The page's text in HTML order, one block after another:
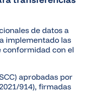
de datos a
implementado las
conformidad con el
aprobadas por
914), firmadas